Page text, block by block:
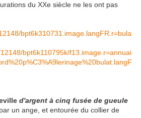
du XXe siècle ne les ont pas
bpt6k310731.image.langFR.r=bula
bpt6k110795k/f13.image.r=annuai
d'argent à cinq fusée de gueule
un ange, et entourée du collier de